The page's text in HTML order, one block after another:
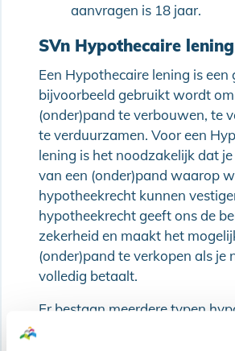
aanvragen is 18 jaar.
SVn Hypothecaire lening
Een Hypothecaire lening is een
bijvoorbeeld gebruikt wordt om
(onder)pand te verbouwen, te
te verduurzamen. Voor een
lening is het noodzakelijk dat
van een (onder)pand waarop
hypotheekrecht kunnen
hypotheekrecht geeft ons de
zekerheid en maakt het
(onder)pand te verkopen als je
volledig betaalt.
Er bestaan meerdere typen